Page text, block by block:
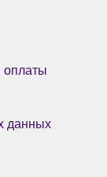
оплаты
данных